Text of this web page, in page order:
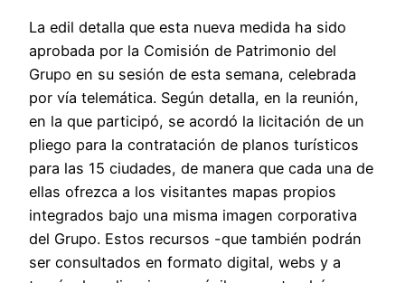
La edil detalla que esta nueva medida ha sido
aprobada por la Comisión de Patrimonio del
Grupo en su sesión de esta semana, celebrada
por vía telemática. Según detalla, en la reunión,
en la que participó, se acordó la licitación de un
pliego para la contratación de planos turísticos
para las 15 ciudades, de manera que cada una de
ellas ofrezca a los visitantes mapas propios
integrados bajo una misma imagen corporativa
del Grupo. Estos recursos -que también podrán
ser consultados en formato digital, webs y a